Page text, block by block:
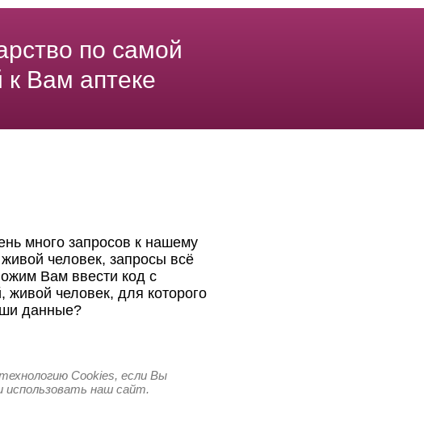
по самой
Вам аптеке
много запросов к нашему
человек, запросы всё
Вам ввести код с
человек, для которого
данные?
Cookies, если Вы
использовать наш сайт.